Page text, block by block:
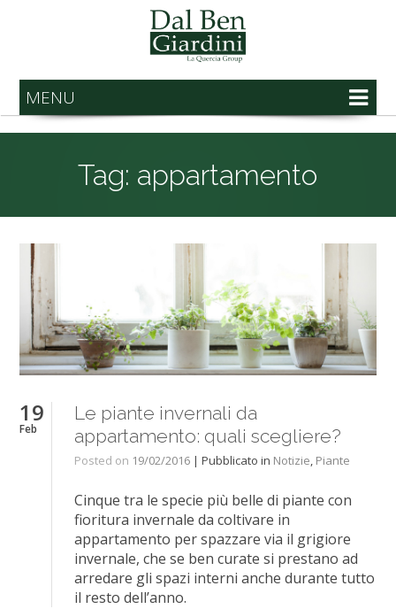
MENU
Tag: appartamento
19
Feb
Le piante invernali da
appartamento: quali scegliere?
Posted on 19/02/2016 | Pubblicato in Notizie, Piante
Cinque tra le specie più belle di piante con
fioritura invernale da coltivare in
appartamento per spazzare via il grigiore
invernale, che se ben curate si prestano ad
arredare gli spazi interni anche durante tutto
il resto dell’anno.